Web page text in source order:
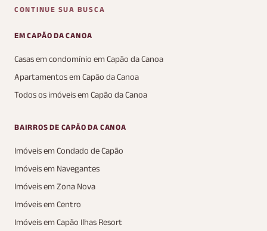
CONTINUE SUA BUSCA
EM CAPÃO DA CANOA
Casas em condomínio em Capão da Canoa
Apartamentos em Capão da Canoa
Todos os imóveis em Capão da Canoa
BAIRROS DE CAPÃO DA CANOA
Imóveis em Condado de Capão
Imóveis em Navegantes
Imóveis em Zona Nova
Imóveis em Centro
Imóveis em Capão Ilhas Resort